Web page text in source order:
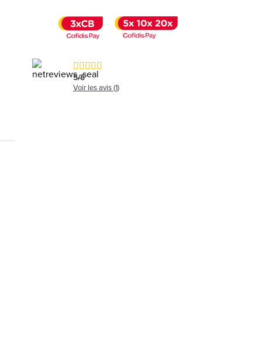
5/5
Voir les avis (1)